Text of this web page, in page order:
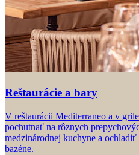
Reštaurácie a bary
V reštaurácii Mediterraneo a v
pochutnať na rôznych
medzinárodnej kuchyne a
bazéne.